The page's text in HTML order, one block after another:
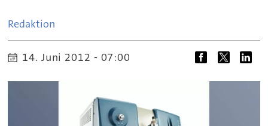
Redaktion
14. Juni 2012 - 07:00